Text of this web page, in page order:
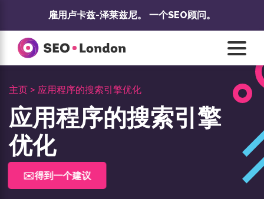
内
雇用卢卡兹-泽莱兹尼。 一个SEO顾问。
主页 > 应用程序的搜索引擎优化
应用程序的搜索引擎
优化
✉️得到一个建议